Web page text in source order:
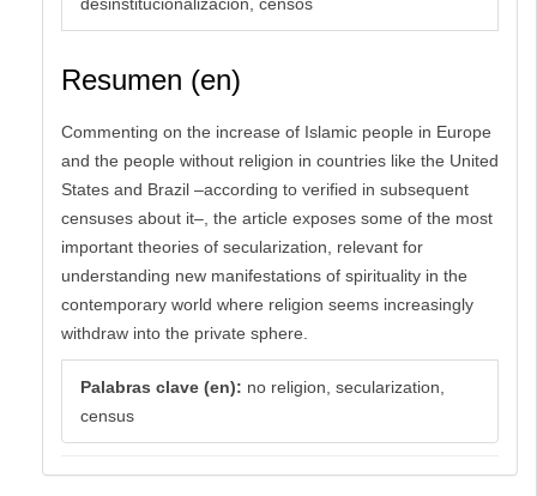
Resumen (en)
Commenting on the increase of Islamic people in Europe
and the people without religion in countries like the United
States and Brazil –according to verified in subsequent
censuses about it–, the article exposes some of the most
important theories of secularization, relevant for
understanding new manifestations of spirituality in the
contemporary world where religion seems increasingly
withdraw into the private sphere.
Palabras clave (en): no religion, secularization,
census